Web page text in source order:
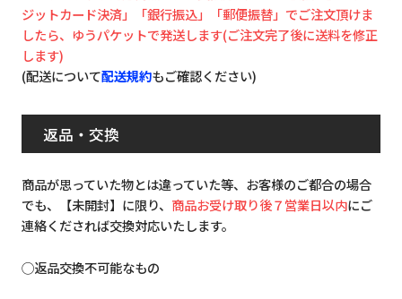
ジットカード決済」「銀行振込」「郵便振替」でご注文頂けま
したら、ゆうパケットで発送します(ご注文完了後に送料を修正
します)
(配送について配送規約もご確認ください)
返品・交換
商品が思っていた物とは違っていた等、お客様のご都合の場合
でも、【未開封】に限り、 商品お受け取り後７営業日以内にご
連絡くだされば交換対応いたします。
◯返品交換不可能なもの